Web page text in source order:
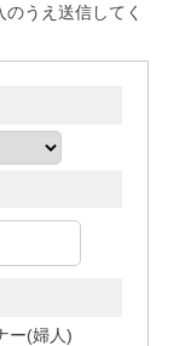
うえ送信してく
ー(婦人)